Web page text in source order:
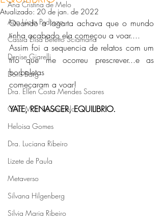
Ana Cristina de Melo
Ana Lúcia Pedrozo
Cássia Elisa Betetto Sciamana
Denise Giarelli
Doris Barg
Dra. Ellen Costa Mendes Soares
Gina M.S. Soomerfeld
Heloisa Gomes
Dra. Luciana Ribeiro
Lizete de Paula
Metaverso
Silvana Hilgenberg
Silvia Maria Ribeiro
Atualizado: 20 de jan. de 2022
Quando a lagarta achava que o mundo
tinha acabado ela começou a voar....
Assim foi a sequencia de relatos com um
trio que me ocorreu prescrever...e as
borboletas
começaram a voar!
YATE, RENASCER, EQUILIBRIO.